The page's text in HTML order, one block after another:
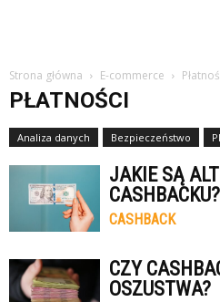
Strona główna E-commerce
PŁATNOŚCI
Analiza danych Bezpieczeństwo
JAKIE SĄ
CASHBACKU?
CASHBACK
CZY
OSZUSTWA?